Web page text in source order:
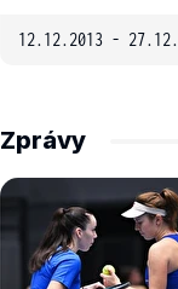
12.12.2013 -
Zprávy